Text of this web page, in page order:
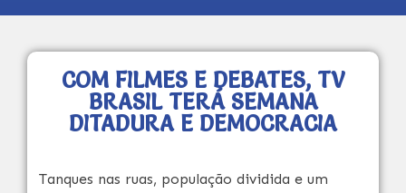
COM FILMES E DEBATES, TV
BRASIL TERÁ SEMANA
DITADURA E DEMOCRACIA
Tanques nas ruas, população dividida e um